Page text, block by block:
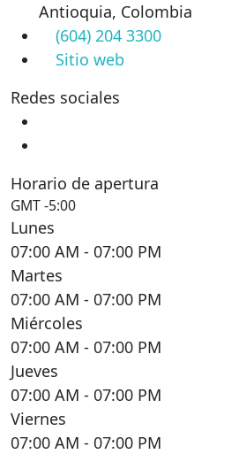
Antioquia, Colombia
(604) 204 3300
Sitio web
Redes sociales
Horario de apertura
GMT -5:00
Lunes
07:00 AM - 07:00 PM
Martes
07:00 AM - 07:00 PM
Miércoles
07:00 AM - 07:00 PM
Jueves
07:00 AM - 07:00 PM
Viernes
07:00 AM - 07:00 PM